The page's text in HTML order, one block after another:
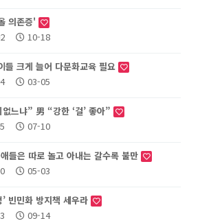
의존증'
10-18
들 크게 늘어 다문화교육 필요
03-05
느냐” 男 “강한 ‘걸’ 좋아”
07-10
들은 따로 놀고 아내는 갈수록 불만
05-03
빈민화 방지책 세우라
09-14